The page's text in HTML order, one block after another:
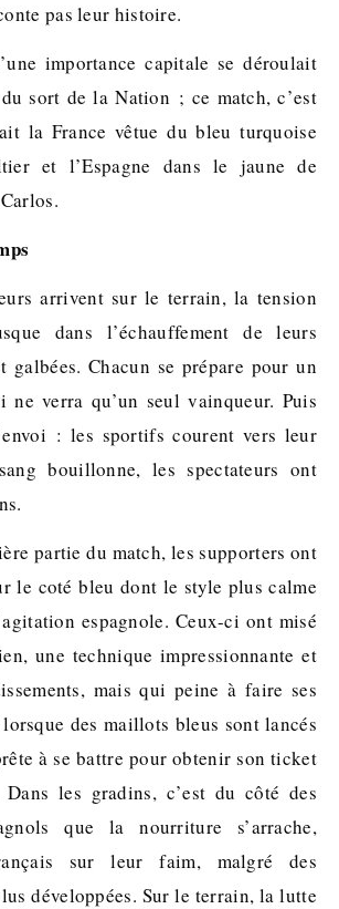
pas leur histoire.
importance capitale se déroulait
sort de la Nation ; ce match, c’est
la France vêtue du bleu turquoise
et l’Espagne dans le jaune de
arrivent sur le terrain, la tension
dans l’échauffement de leurs
galbées. Chacun se prépare pour un
ne verra qu’un seul vainqueur. Puis
: les sportifs courent vers leur
bouillonne, les spectateurs ont
partie du match, les supporters ont
le coté bleu dont le style plus calme
espagnole. Ceux-ci ont misé
une technique impressionnante et
mais qui peine à faire ses
des maillots bleus sont lancés
à se battre pour obtenir son ticket
les gradins, c’est du côté des
que la nourriture s’arrache,
sur leur faim, malgré des
développées. Sur le terrain, la lutte